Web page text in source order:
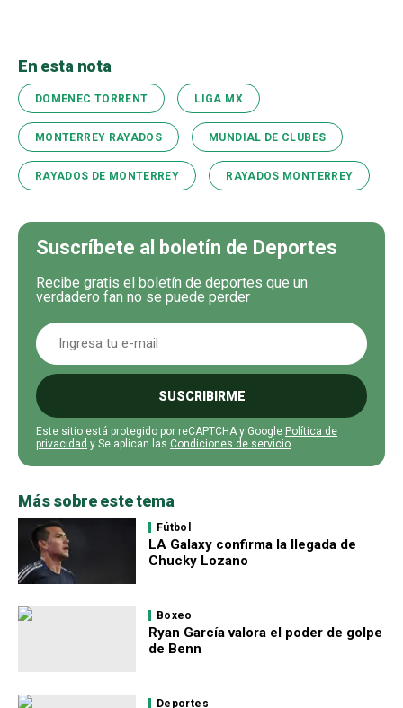
En esta nota
DOMENEC TORRENT LIGA MX
MONTERREY RAYADOS MUNDIAL DE CLUBES
RAYADOS DE MONTERREY RAYADOS MONTERREY
Suscríbete al boletín de Deportes
Recibe gratis el boletín de deportes que un
verdadero fan no se puede perder
SUSCRIBIRME
Este sitio está protegido por reCAPTCHA y Google Política de
privacidad y Se aplican las Condiciones de servicio.
Más sobre este tema
Fútbol
LA Galaxy confirma la llegada de
Chucky Lozano
Boxeo
Ryan García valora el poder de golpe
de Benn
Deportes